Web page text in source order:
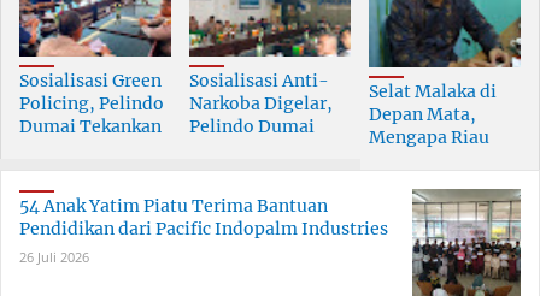
Sosialisasi Green
Policing, Pelindo
Dumai Tekankan
Bersama
Sosialisasi Anti-
Narkoba Digelar,
Pelindo Dumai
Berkualitas
Selat Malaka di
Depan Mata,
Mengapa Riau
54 Anak Yatim Piatu Terima Bantuan
Pendidikan dari Pacific Indopalm Industries
26 Juli 2026